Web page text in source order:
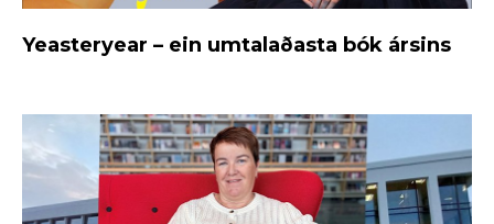
Yeasteryear – ein umtalaðasta bók ársins